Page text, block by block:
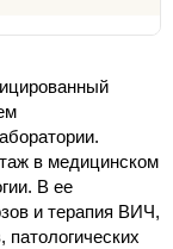
в медицинском
В ее
и терапия ВИЧ,
патологических